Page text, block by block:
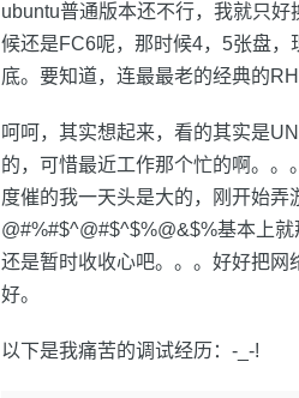
ubuntu普通版本还不行，我就只
候还是FC6呢，那时候4，5张盘
底。要知道，连最最老的经典的
呵呵，其实想起来，看的其实是
的，可惜最近工作那个忙的啊。
度催的我一天头是大的，刚开始
@#%#$^@#$^$%@&$%基本上
还是暂时收收心吧。。。好好把
好。
以下是我痛苦的调试经历：-_-!